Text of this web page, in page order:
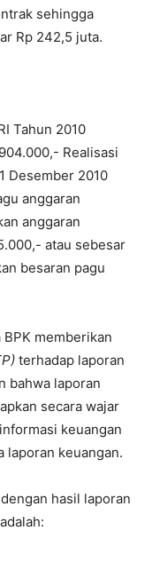
sehingga
Rp 242,5 juta.
Tahun 2010
Realisasi
Desember 2010
anggaran
anggaran
atau sebesar
besaran pagu
BPK memberikan
terhadap laporan
bahwa laporan
secara wajar
keuangan
laporan keuangan.
hasil laporan